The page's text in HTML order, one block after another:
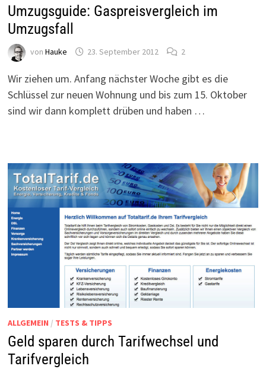
Umzugsguide: Gaspreisvergleich im
Umzugsfall
von Hauke 23. September 2012 2
Wir ziehen um. Anfang nächster Woche gibt es die
Schlüssel zur neuen Wohnung und bis zum 15. Oktober
sind wir dann komplett drüben und haben …
ALLGEMEIN / TESTS & TIPPS
Geld sparen durch Tarifwechsel und
Tarifvergleich